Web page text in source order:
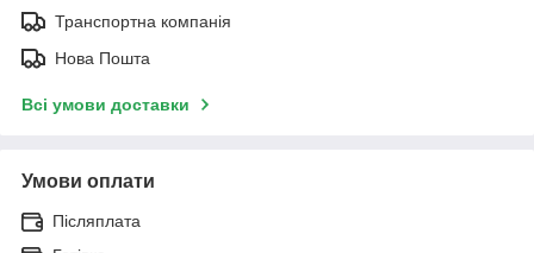
Транспортна компанія
Нова Пошта
Всі умови доставки
Умови оплати
Післяплата